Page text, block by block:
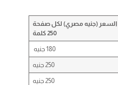
السعر (جنيه مصري) لكل صفحة
250 كلمة
180 جنيه
250 جنيه
250 جنيه